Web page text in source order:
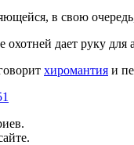
в свою
охотней дает руку
хиромантия и